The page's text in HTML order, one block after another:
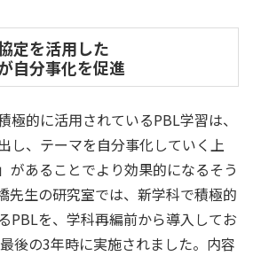
定を活用した
自分事化を促進
極的に活用されているPBL学習は、
し、テーマを自分事化していく上
があることでより効果的になるそう
先生の研究室では、新学科で積極的
PBLを、学科再編前から導入してお
後の3年時に実施されました。内容